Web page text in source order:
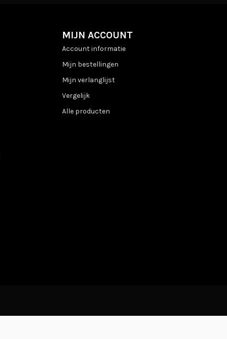
MIJN ACCOUNT
Account informatie
Mijn bestellingen
Mijn verlanglijst
Vergelijk
Alle producten